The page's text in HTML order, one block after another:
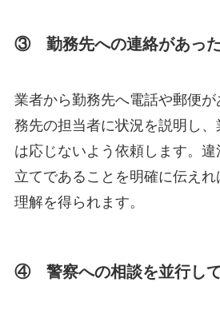
③ 勤務先への連絡があっ
業者から勤務先へ電話や郵便
務先の担当者に状況を説明し
は応じないよう依頼します。
立てであることを明確に伝え
理解を得られます。
④ 警察への相談を並行し